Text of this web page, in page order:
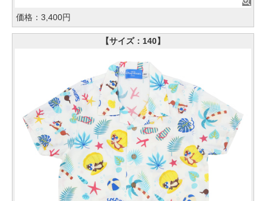
価格：3,400円
【サイズ：140】